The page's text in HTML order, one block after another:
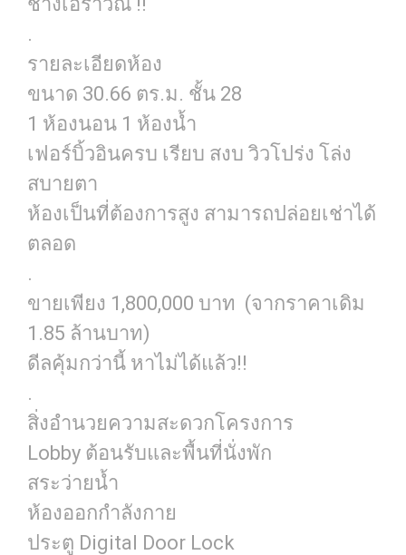
.
รายละเอียดห้อง
ขนาด 30.66 ตร.ม. ชั้น 28
1 ห้องนอน 1 ห้องน้ำ
เฟอร์บิ้วอินครบ เรียบ สงบ วิวโปร่ง โล่ง
สบายตา
ห้องเป็นที่ต้องการสูง สามารถปล่อยเช่าได้
ตลอด
.
ขายเพียง 1,800,000 บาท (จากราคาเดิม
1.85 ล้านบาท)
ดีลคุ้มกว่านี้ หาไม่ได้แล้ว!!
.
สิ่งอำนวยความสะดวกโครงการ
Lobby ต้อนรับและพื้นที่นั่งพัก
สระว่ายน้ำ
ห้องออกกำลังกาย
ประตู Digital Door Lock